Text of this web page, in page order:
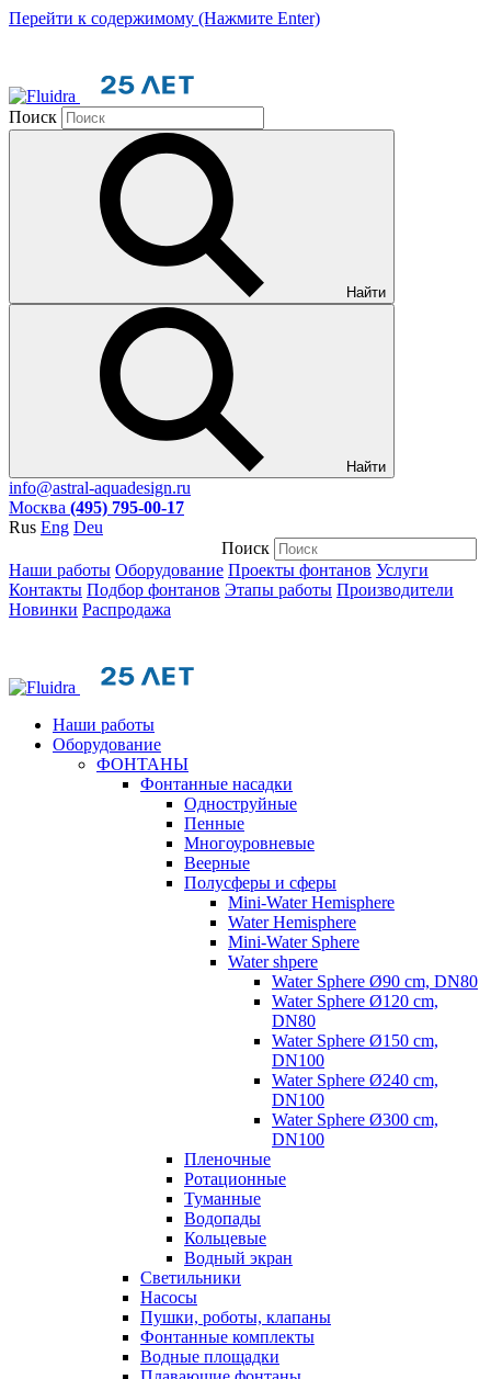
Перейти к содержимому (Нажмите Enter)
Поиск
Найти
Найти
info@astral-aquadesign.ru
Москва (495) 795-00-17
Rus Eng Deu
Поиск
Наши работы Оборудование Проекты фонтанов Услуги
Контакты Подбор фонтанов Этапы работы Производители
Новинки Распродажа
Наши работы
Оборудование
ФОНТАНЫ
Фонтанные насадки
Одноструйные
Пенные
Многоуровневые
Веерные
Полусферы и сферы
Mini-Water Hemisphere
Water Hemisphere
Mini-Water Sphere
Water shpere
Water Sphere Ø90 cm, DN80
Water Sphere Ø120 cm,
DN80
Water Sphere Ø150 cm,
DN100
Water Sphere Ø240 cm,
DN100
Water Sphere Ø300 cm,
DN100
Пленочные
Ротационные
Туманные
Водопады
Кольцевые
Водный экран
Cветильники
Насосы
Пушки, роботы, клапаны
Фонтанные комплекты
Водные площадки